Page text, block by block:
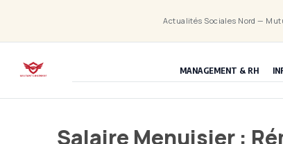
contenu
Actualités Sociales Nord —
MANAGEMENT & RH
Salaire Menuisier :